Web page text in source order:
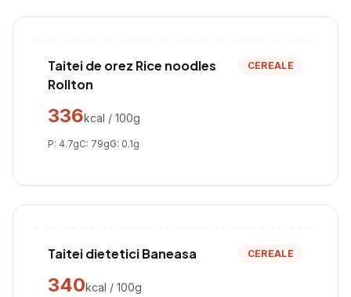
Taitei de orez Rice noodles
Rollton
CEREALE
336kcal / 100g
P: 4.7gC: 79gG: 0.1g
Taitei dietetici Baneasa CEREALE
340kcal / 100g